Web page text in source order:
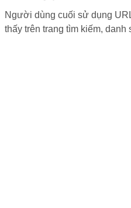
Người dùng cuối sử dụng
thấy trên trang tìm kiếm,